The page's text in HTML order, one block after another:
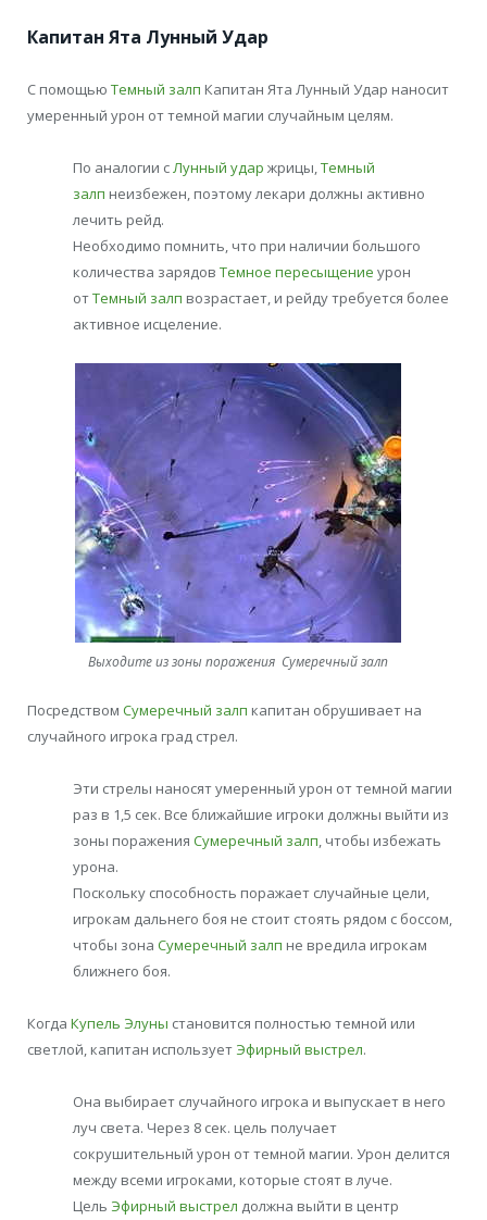
Капитан Ята Лунный Удар
С помощью Темный залп Капитан Ята Лунный Удар наносит
умеренный урон от темной магии случайным целям.
По аналогии сЛунный удар жрицы,Темный
залп неизбежен, поэтому лекари должны активно
лечить рейд.
Необходимо помнить, что при наличии большого
количества зарядов Темное пересыщение урон
отТемный залп возрастает, и рейду требуется более
активное исцеление.
Выходите из зоны поражения Сумеречный залп
Посредством Сумеречный залп капитан обрушивает на
случайного игрока град стрел.
Эти стрелы наносят умеренный урон от темной магии
раз в 1,5 сек. Все ближайшие игроки должны выйти из
зоны поражения Сумеречный залп, чтобы избежать
урона.
Поскольку способность поражает случайные цели,
игрокам дальнего боя не стоит стоять рядом с боссом,
чтобы зона Сумеречный залп не вредила игрокам
ближнего боя.
Когда Купель Элуны становится полностью темной или
светлой, капитан использует Эфирный выстрел.
Она выбирает случайного игрока и выпускает в него
луч света. Через 8 сек. цель получает
сокрушительный урон от темной магии. Урон делится
между всеми игроками, которые стоят в луче.
Цель Эфирный выстрел должна выйти в центр